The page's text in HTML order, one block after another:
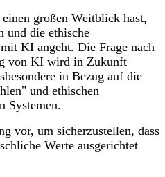
großen Weitblick hast,
und die ethische
KI angeht. Die Frage nach
von KI wird in Zukunft
in Bezug auf die
und ethischen
Systemen.
vor, um sicherzustellen, dass
Werte ausgerichtet